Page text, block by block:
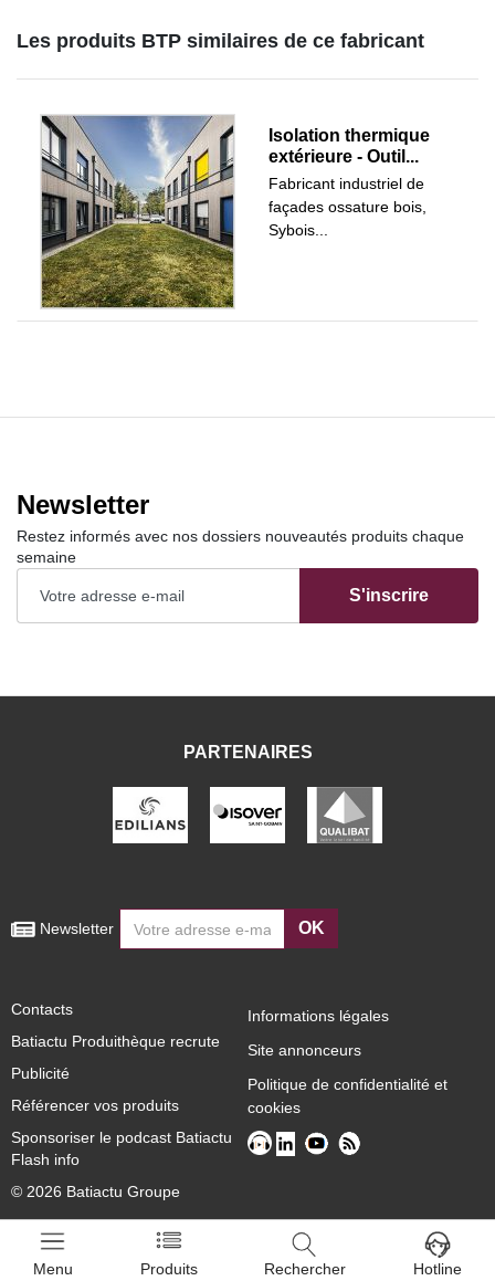
Menu Produits Rechercher Hotline
Les produits BTP similaires de ce fabricant
Isolation thermique
extérieure - Outil...
Fabricant industriel de
façades ossature bois,
Sybois...
Newsletter
Restez informés avec nos dossiers nouveautés produits chaque
semaine
S'inscrire
PARTENAIRES
Newsletter OK
Contacts
Batiactu Produithèque recrute
Publicité
Référencer vos produits
Sponsoriser le podcast Batiactu
Flash info
© 2026 Batiactu Groupe
Informations légales
Site annonceurs
Politique de confidentialité et
cookies